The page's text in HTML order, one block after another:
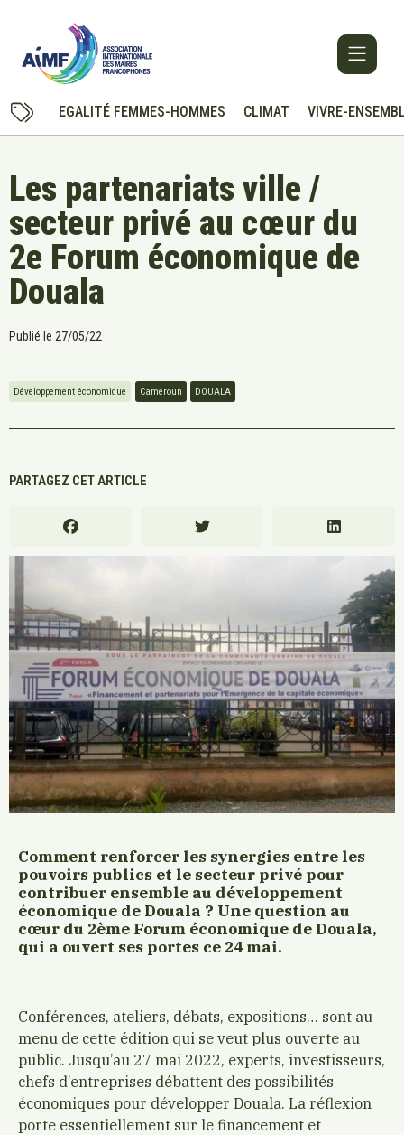
EGALITÉ FEMMES-HOMMES CLIMAT VIVRE-
Les partenariats ville /
secteur privé au cœur du
2e Forum économique de
Douala
Publié le 27/05/22
Développement économique Cameroun DOUALA
PARTAGEZ CET ARTICLE
Comment renforcer les synergies entre les
pouvoirs publics et le secteur privé pour
contribuer ensemble au développement
économique de Douala ? Une question au
cœur du 2ème Forum économique de Douala,
qui a ouvert ses portes ce 24 mai.
Conférences, ateliers, débats, expositions… sont au
menu de cette édition qui se veut plus ouverte au
public. Jusqu’au 27 mai 2022, experts, investisseurs,
chefs d’entreprises débattent des possibilités
économiques pour développer Douala. La réflexion
porte essentiellement sur le financement et